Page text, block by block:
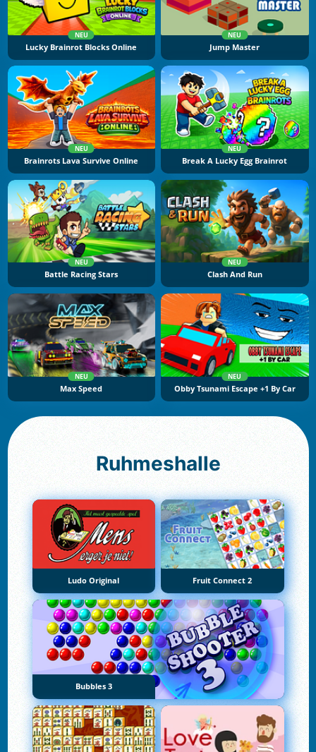
NEU
Lucky Brainrot Blocks Online
NEU
Jump Master
NEU
Brainrots Lava Survive Online
NEU
Break A Lucky Egg Brainrot
NEU
Battle Racing Stars
NEU
Clash And Run
NEU
Max Speed
NEU
Obby Tsunami Escape +1 By Car
Ruhmeshalle
Ludo Original Fruit Connect 2
Bubbles 3